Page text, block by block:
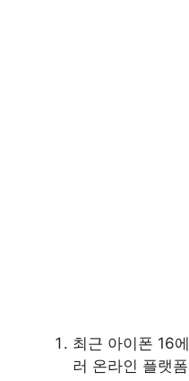
최근 아이폰 16
러 온라인 플랫